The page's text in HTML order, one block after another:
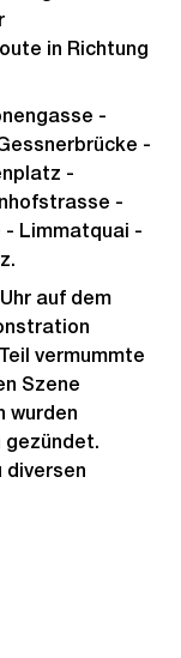
in Richtung
-
-
-
-
- Limmatquai -
auf dem
vermummte
Szene
wurden
gezündet.
diversen